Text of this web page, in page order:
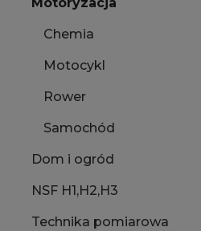
Chemia
Motocykl
Rower
Samochód
Dom i ogród
NSF H1,H2,H3
Technika pomiarowa